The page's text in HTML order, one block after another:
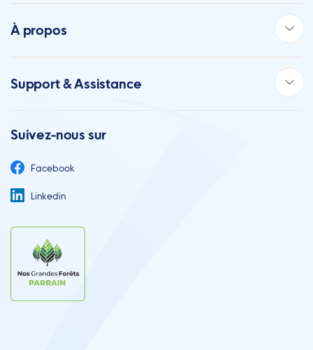
À propos
Support & Assistance
Suivez-nous sur
Facebook
Linkedin